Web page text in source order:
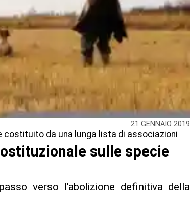
21 GENNAIO 2019
costituito da una lunga lista di associazioni
sulle specie
verso l'abolizione definitiva della